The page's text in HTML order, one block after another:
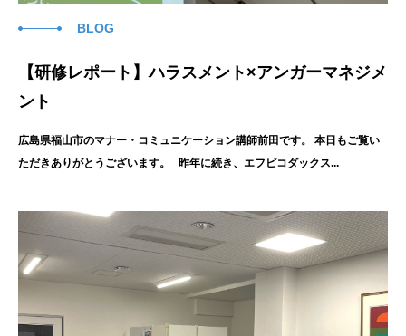
BLOG
【研修レポート】ハラスメント×アンガーマネジメ
ント
広島県福山市のマナー・コミュニケーション講師前田です。 本日もご覧い
ただきありがとうございます。 昨年に続き、エフピコダックス...